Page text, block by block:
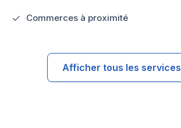
Commerces à proximité
Afficher tous les services